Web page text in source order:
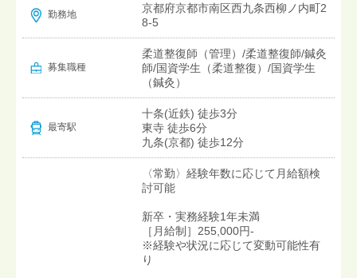
勤務地
京都府京都市南区西九条西柳ノ内町2
8-5
募集職種
柔道整復師（管理）/柔道整復師/鍼灸
師/国資学生（柔道整復）/国資学生
（鍼灸）
最寄駅
十条(近鉄) 徒歩3分
東寺 徒歩6分
九条(京都) 徒歩12分
〈常勤〉経験年数に応じて月給額検
討可能
新卒・実務経験1年未満
［月給制］255,000円-
※経験や状況に応じて変動可能性有
り